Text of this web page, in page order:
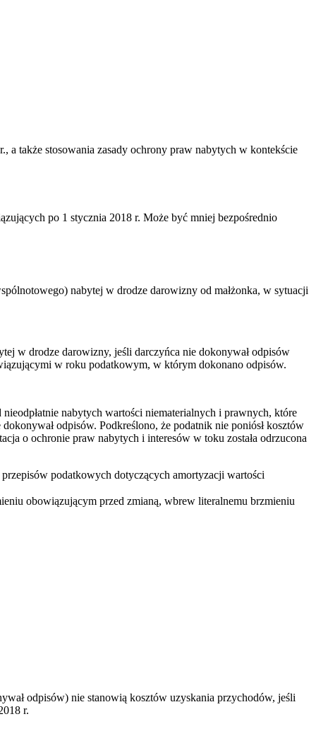
a także stosowania zasady ochrony praw nabytych w kontekście
po 1 stycznia 2018 r. Może być mniej bezpośrednio
nabytej w drodze darowizny od małżonka, w sytuacji
w drodze darowizny, jeśli darczyńca nie dokonywał odpisów
w roku podatkowym, w którym dokonano odpisów.
nabytych wartości niematerialnych i prawnych, które
odpisów. Podkreślono, że podatnik nie poniósł kosztów
o ochronie praw nabytych i interesów w toku została odrzucona
podatkowych dotyczących amortyzacji wartości
obowiązującym przed zmianą, wbrew literalnemu brzmieniu
odpisów) nie stanowią kosztów uzyskania przychodów, jeśli
r.